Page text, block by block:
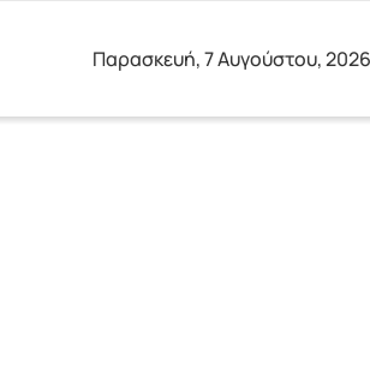
Παρασκευή, 7 Αυγούστου, 2026